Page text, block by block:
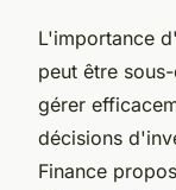
L'importance
peut être
gérer
décisions
Finance